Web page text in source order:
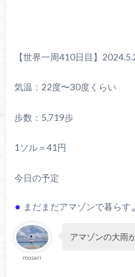
【世界一周410日目】
気温：22度〜30度くらい
歩数：5,719歩
1ソル＝41円
今日の予定
まだまだアマゾンで暮らす
mosari
アマゾンの大雨